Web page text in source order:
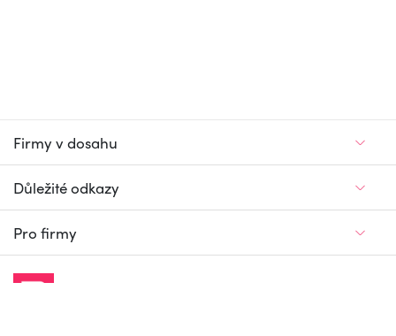
Firmy v dosahu
Důležité odkazy
Pro firmy